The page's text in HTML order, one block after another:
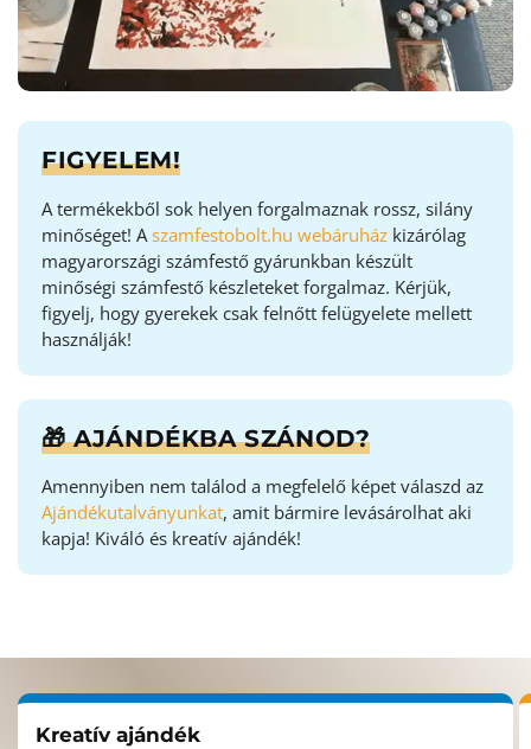
FIGYELEM!
A termékekből sok helyen forgalmaznak rossz, silány
minőséget! A szamfestobolt.hu webáruház kizárólag
magyarországi számfestő gyárunkban készült
minőségi számfestő készleteket forgalmaz. Kérjük,
figyelj, hogy gyerekek csak felnőtt felügyelete mellett
használják!
🎁 AJÁNDÉKBA SZÁNOD?
Amennyiben nem találod a megfelelő képet válaszd az
Ajándékutalványunkat, amit bármire levásárolhat aki
kapja! Kiváló és kreatív ajándék!
Kreatív ajándék